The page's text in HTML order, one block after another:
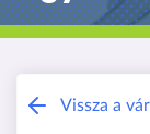
Somogy
Vissza a